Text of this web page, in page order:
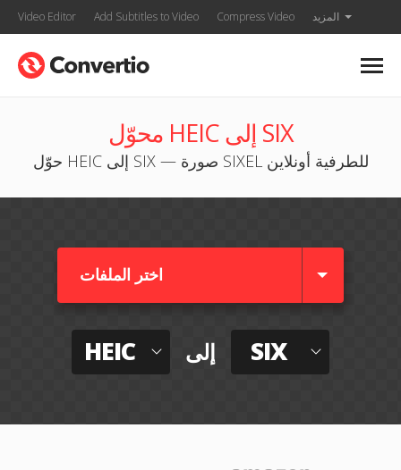
Video Editor Add Subtitles to Video Compress Video المزيد
محوّل HEIC إلى SIX
حوّل HEIC إلى SIX — صورة SIXEL للطرفية أونلاين
اختر الملفات
HEIC إلى SIX